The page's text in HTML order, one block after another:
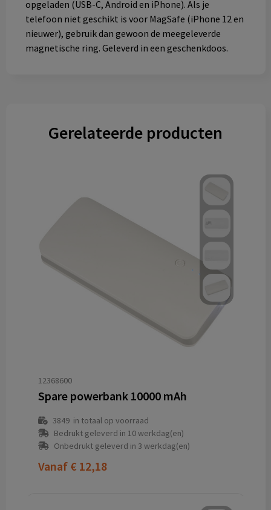
opgeladen (USB-C, Android en iPhone). Als je
telefoon niet geschikt is voor MagSafe (iPhone 12 en
nieuwer), gebruik dan gewoon de meegeleverde
magnetische ring. Geleverd in een geschenkdoos.
Gerelateerde producten
12368600
Spare powerbank 10000 mAh
3849in totaal op voorraad
Bedrukt geleverd in 10 werkdag(en)
Onbedrukt geleverd in 3 werkdag(en)
Vanaf € 12,18